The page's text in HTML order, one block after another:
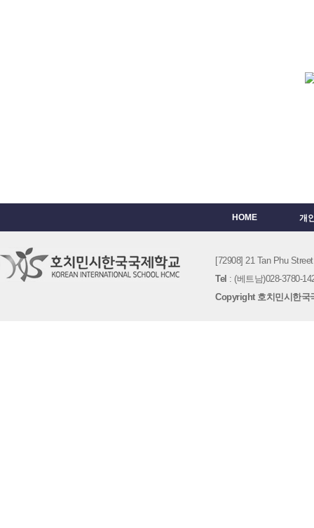
HOME 개
[72908] 21 Tan Phu
Tel : (베트남)028-3780-
Copyright 호치민시한국